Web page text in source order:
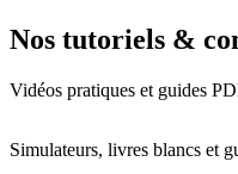
Nos tutoriels &
Vidéos pratiques et guides
Simulateurs, livres blancs et